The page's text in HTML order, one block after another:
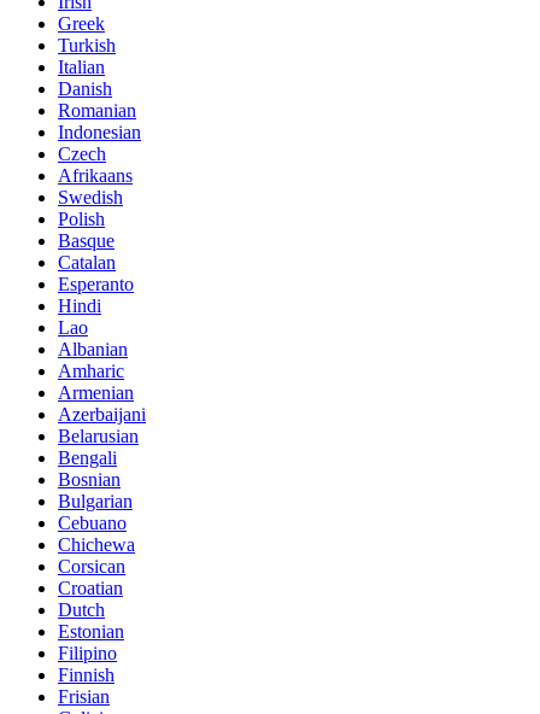
Greek
Turkish
Italian
Danish
Romanian
Indonesian
Czech
Afrikaans
Swedish
Polish
Basque
Catalan
Esperanto
Hindi
Lao
Albanian
Amharic
Armenian
Azerbaijani
Belarusian
Bengali
Bosnian
Bulgarian
Cebuano
Chichewa
Corsican
Croatian
Dutch
Estonian
Filipino
Finnish
Frisian